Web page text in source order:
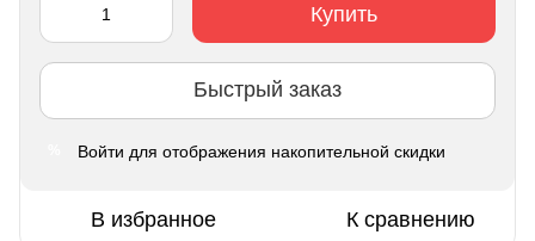
Купить
Быстрый заказ
Войти для отображения накопительной скидки
В избранное К сравнению